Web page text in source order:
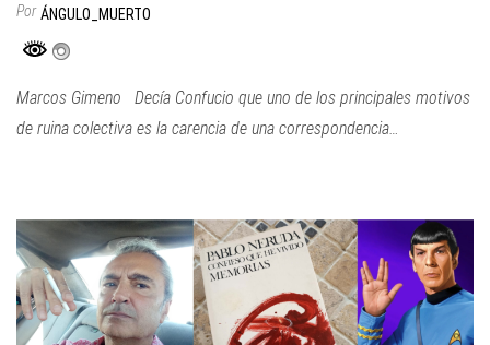
Por ÁNGULO_MUERTO
Marcos Gimeno Decía Confucio que uno de los principales motivos
de ruina colectiva es la carencia de una correspondencia…